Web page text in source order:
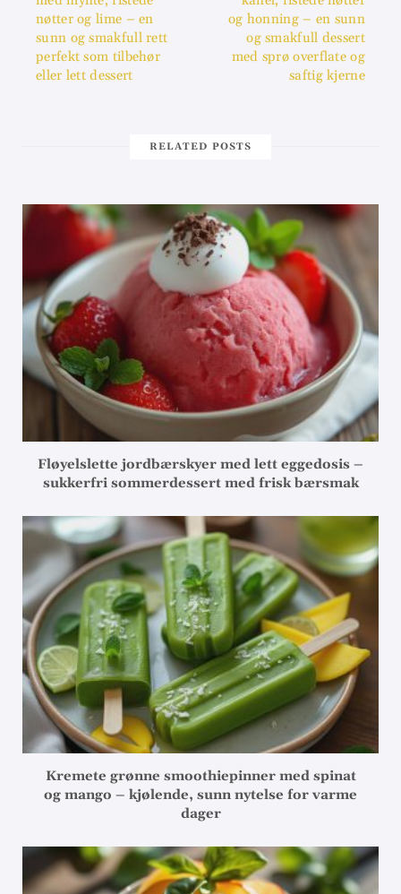
nøtter og lime – en
sunn og smakfull rett
perfekt som tilbehør
eller lett dessert
og honning – en sunn
og smakfull dessert
med sprø overflate og
saftig kjerne
RELATED POSTS
Fløyelslette jordbærskyer med lett eggedosis –
sukkerfri sommerdessert med frisk bærsmak
Kremete grønne smoothiepinner med spinat
og mango – kjølende, sunn nytelse for varme
dager